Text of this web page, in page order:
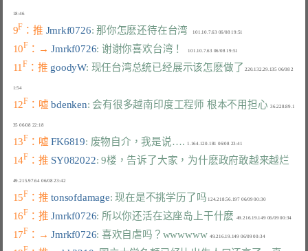
18:46
9F ：推 Jmrkf0726: 那你怎麽还待在台湾
10F ：→ Jmrkf0726: 谢谢你喜欢台湾！
11F ：推 goodyW: 现任台湾总统已经展示该怎麽做了 220.132.29.135 06/08 2
1:54
12F ：嘘 bdenken: 会有很多越南印度工程师 根本不用担心
  36.228.89.1
35 06/08 22:18
13F ：嘘 FK6819: 废物自介，我是说….
14F ：推 SY082022: 9楼，告诉了大家，为什麽政府敢越来越烂
15F ：推 tonsofdamage: 现在是不挑学历了吗 124.218.56.197 06/09 00:30
16F ：推 Jmrkf0726: 所以你还活在这座岛上干什麽
17F ：→ Jmrkf0726: 喜欢自虐吗？wwwwww
  49.216.19.149 06/09 00:34